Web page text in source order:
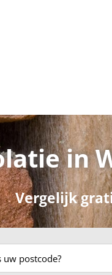
in
Vergelijk